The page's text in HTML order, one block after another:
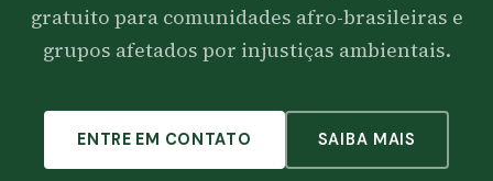
gratuito para comunidades afro-brasileiras e
grupos afetados por injustiças ambientais.
ENTRE EM CONTATO SAIBA MAIS